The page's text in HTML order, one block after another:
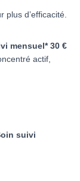
plus d’efficacité.
mensuel* 30 €
actif,
suivi